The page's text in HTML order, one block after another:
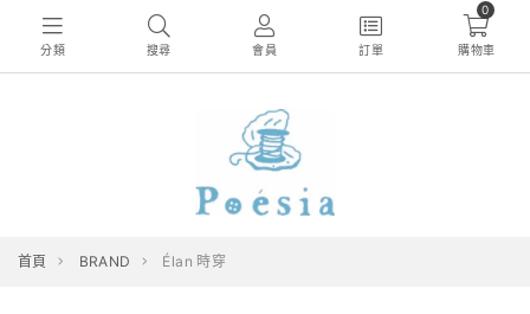
分類 搜尋 會員 訂單
0
購物車
首頁 BRAND Élan 時穿